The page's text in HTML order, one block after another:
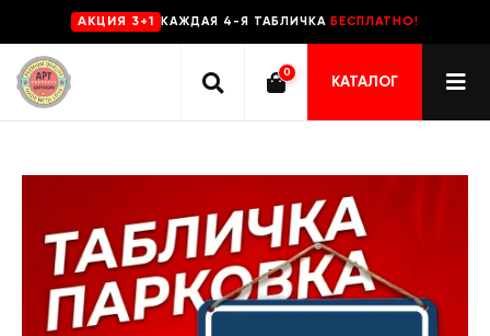
AKЦИЯ 3+1 КАЖДАЯ 4-Я ТАБЛИЧКА БЕСПЛАТНО!
0
КАТАЛОГ